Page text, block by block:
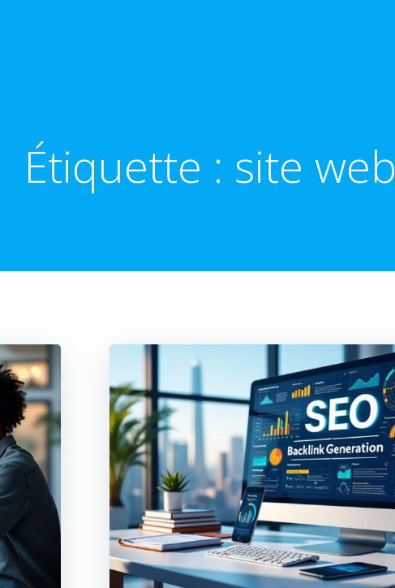
Étiquette : site web